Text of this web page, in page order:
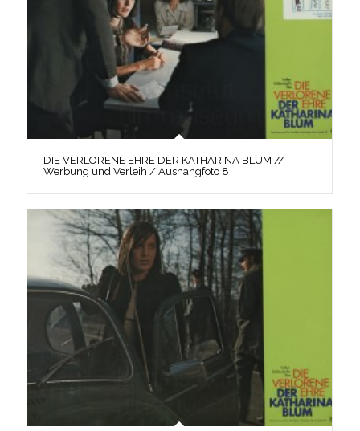
DIE VERLORENE EHRE DER KATHARINA BLUM //
Werbung und Verleih / Aushangfoto 8